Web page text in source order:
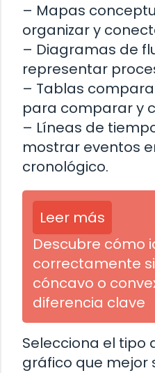
– Mapas
organizar y
– Diagramas de
representar
– Tablas
para comparar y
– Líneas de
mostrar eventos
cronológico.
Leer más
Descubre cómo
correctamente
cóncavo o
diferencia clave
Selecciona el tipo
gráfico que mejor